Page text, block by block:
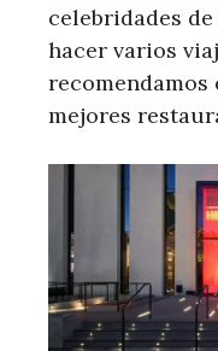
celebridades
hacer varios
recomendamos
mejores